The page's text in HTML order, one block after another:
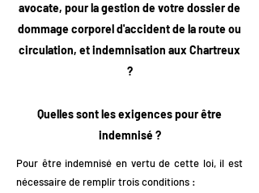
avocate, pour la gestion de votre dossier de
dommage corporel d'accident de la route ou
circulation, et indemnisation aux Chartreux
?
Quelles sont les exigences pour être
indemnisé ?
Pour être indemnisé en vertu de cette loi, il est
nécessaire de remplir trois conditions :